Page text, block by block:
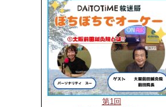
第1回